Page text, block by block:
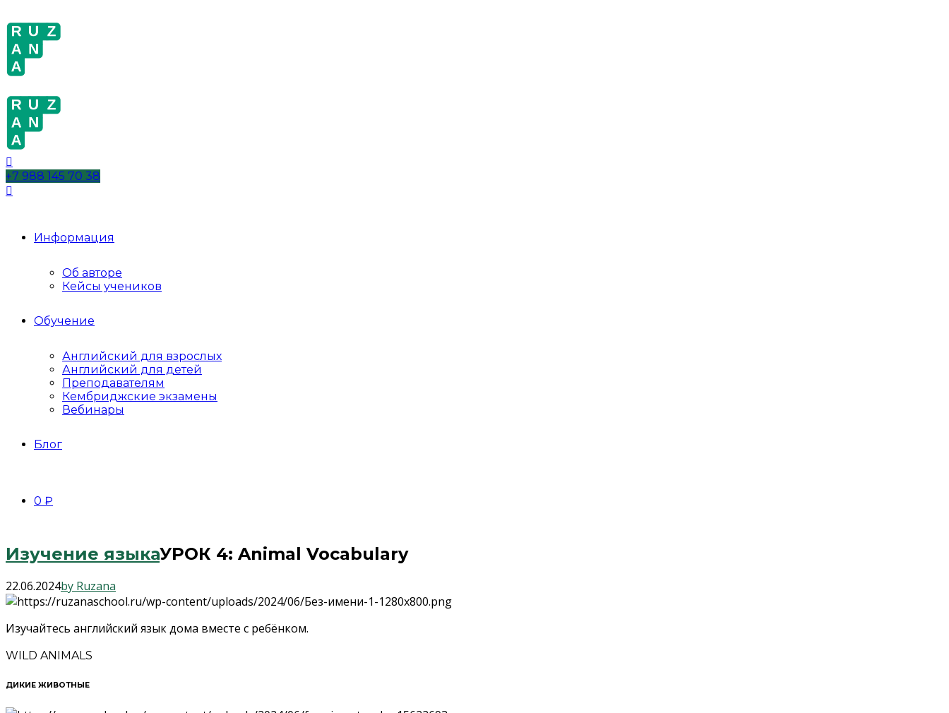
+7 988 145 70 38
Информация
Об авторе
Кейсы учеников
Обучение
Английский для взрослых
Английский для детей
Преподавателям
Кембриджские экзамены
Вебинары
Блог
0 ₽
Изучение языкаУРОК 4: Animal Vocabulary
22.06.2024by Ruzana
Изучайтесь английский язык дома вместе с ребёнком.
WILD ANIMALS
ДИКИЕ ЖИВОТНЫЕ